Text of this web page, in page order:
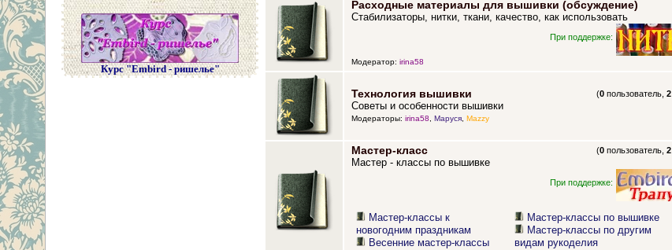
Курс "Embird - ришелье"
Расходные материалы для вышивки (обсуждение)
Стабилизаторы, нитки, ткани, качество, как использовать
При поддержке:
Модератор: irina58
Технология вышивки (0 пользователь,2
Советы и особенности вышивки
Модераторы: irina58, Маруся, Mazzy
Мастер-класс (0 пользователь,2
Мастер - классы по вышивке
При поддержке:
Мастер-классы к
новогодним праздникам
Весенние мастер-классы
Мастер-классы по вышивке
Мастер-классы по другим
видам рукоделия